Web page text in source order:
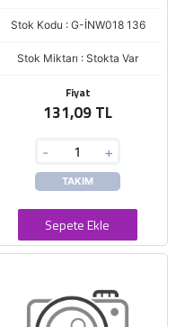
Stok Kodu : G-İNW018 136
Stok Miktarı : Stokta Var
Fiyat
131,09 TL
- +
TAKIM
Sepete Ekle